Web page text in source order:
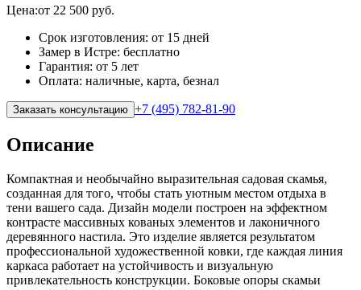
Цена:от 22 500 руб.
Срок изготовления: от 15 дней
Замер в Истре: бесплатно
Гарантия: от 5 лет
Оплата: наличные, карта, безнал
Заказать консультацию +7 (495) 782-81-90
Описание
Компактная и необычайно выразительная садовая скамья,
созданная для того, чтобы стать уютным местом отдыха в
тени вашего сада. Дизайн модели построен на эффектном
контрасте массивных кованых элементов и лаконичного
деревянного настила. Это изделие является результатом
профессиональной художественной ковки, где каждая линия
каркаса работает на устойчивость и визуальную
привлекательность конструкции. Боковые опоры скамьи